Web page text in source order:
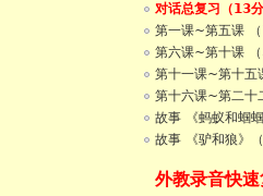
对话总复习（13
第一课~第五课
第六课~第十课
第十一课~第十五
第十六课~第二十
故事 《蚂蚁和蝈
故事 《驴和狼》
外教录音快